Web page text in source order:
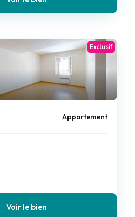
Exclusif
Appartement
Voir le bien